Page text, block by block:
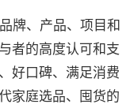
牌、产品、项目和
者的高度认可和支
好口碑、满足消费
家庭选品、囤货的